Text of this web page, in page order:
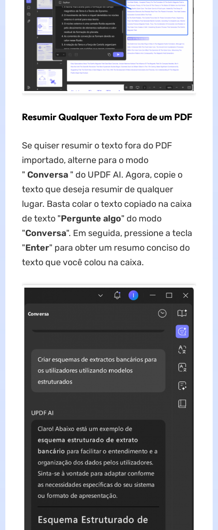
Resumir Qualquer Texto Fora de um PDF
Se quiser resumir o texto fora do PDF
importado, alterne para o modo
" Conversa" do UPDF AI. Agora, copie o
texto que deseja resumir de qualquer
lugar. Basta colar o texto copiado na caixa
de texto "Pergunte algo" do modo
"Conversa". Em seguida, pressione a tecla
"Enter" para obter um resumo conciso do
texto que você colou na caixa.